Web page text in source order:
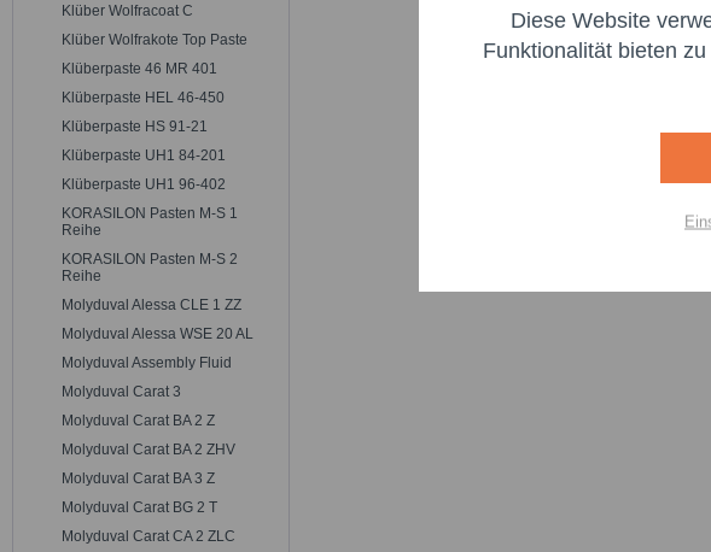
Klüber Wolfracoat C
Klüber Wolfrakote Top Paste
Klüberpaste 46 MR 401
Klüberpaste HEL 46-450
Klüberpaste HS 91-21
Klüberpaste UH1 84-201
Klüberpaste UH1 96-402
KORASILON Pasten M-S 1
Reihe
KORASILON Pasten M-S 2
Reihe
Molyduval Alessa CLE 1 ZZ
Molyduval Alessa WSE 20 AL
Molyduval Assembly Fluid
Molyduval Carat 3
Molyduval Carat BA 2 Z
Molyduval Carat BA 2 ZHV
Molyduval Carat BA 3 Z
Molyduval Carat BG 2 T
Molyduval Carat CA 2 ZLC
Marketing
Diese Website
Funktionalität bieten